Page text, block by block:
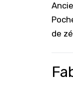
de